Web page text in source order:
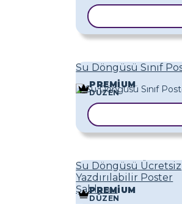
Su Döngüsü Sınıf
PREMIUM
DÜZEN
Su Döngüsü Ücretsiz
Yazdırılabilir Poster
Şablonu
PREMIUM
DÜZEN